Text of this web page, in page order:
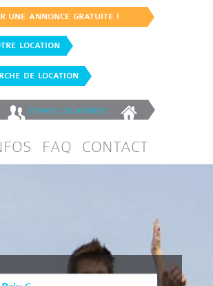
UNE ANNONCE GRATUITE !
LOCATION
DE LOCATION
ESPACE LOCATAIRES
FAQ CONTACT